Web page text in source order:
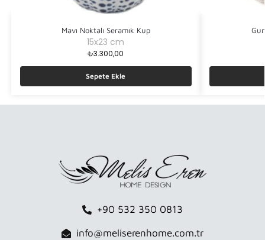
Mavı Noktalı Seramık Kup
15x23 cm
₺3.300,00
Sepete Ekle
+90 532 350 0813
info@meliserenhome.com.tr